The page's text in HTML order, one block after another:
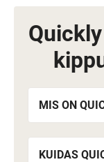
MIS ON
KUIDAS